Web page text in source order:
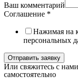
Ваш комментарий
Соглашение *
Нажимая на
персональных
Отправить заявку
Или свяжитесь с нами
самостоятельно